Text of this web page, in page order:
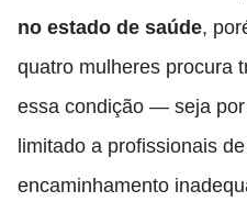
no estado de saúde,
quatro mulheres procura
essa condição — seja
limitado a profissionais
encaminhamento